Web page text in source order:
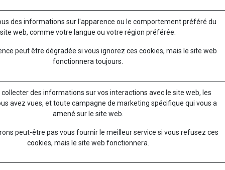
des informations sur l'apparence ou le comportement préféré du
site web, comme votre langue ou votre région préférée.
peut être dégradée si vous ignorez ces cookies, mais le site web
fonctionnera toujours.
collecter des informations sur vos interactions avec le site web, les
avez vues, et toute campagne de marketing spécifique qui vous a
amené sur le site web.
peut-être pas vous fournir le meilleur service si vous refusez ces
cookies, mais le site web fonctionnera.